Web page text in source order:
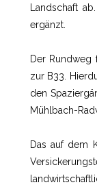
Landschaft
ergänzt.
Der Rundweg
zur B33.
den
Mühlbach-
Das auf dem